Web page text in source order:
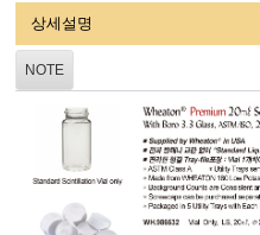
상세설명
NOTE